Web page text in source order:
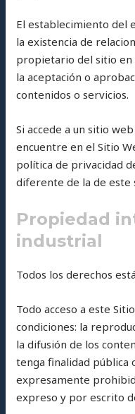
El establecimiento del
la existencia de
propietario del sitio en
la aceptación o
contenidos o servicios.
Si accede a un sitio
encuentre en el Sitio
política de privacidad
diferente de la de este
Propiedad
industrial
Todos los derechos
Todo acceso a este
condiciones: la
la difusión de los
tenga finalidad pública
expresamente
expreso y por escrito